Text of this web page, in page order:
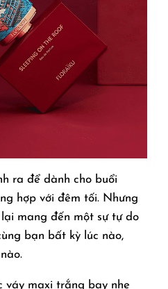
ra để dành cho buổi
hợp với đêm tối. Nhưng
lại mang đến một sự tự do
bạn bất kỳ lúc nào,
váy maxi trắng bay nhẹ